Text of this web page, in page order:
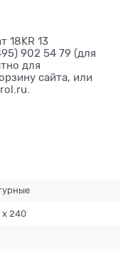
18KR 13
902 54 79 (для
для
сайта, или
х 240